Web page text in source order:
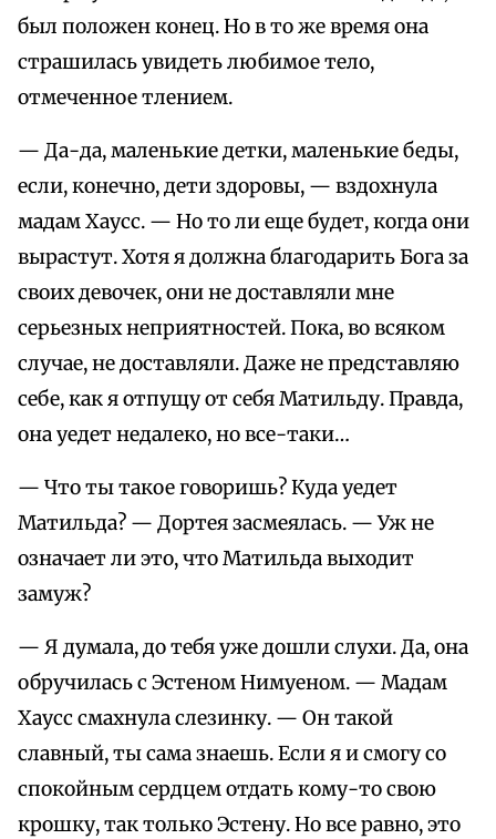
был положен конец. Но в то же время она
страшилась увидеть любимое тело,
отмеченное тлением.
— Да-да, маленькие детки, маленькие беды,
если, конечно, дети здоровы, — вздохнула
мадам Хаусс. — Но то ли еще будет, когда они
вырастут. Хотя я должна благодарить Бога за
своих девочек, они не доставляли мне
серьезных неприятностей. Пока, во всяком
случае, не доставляли. Даже не представляю
себе, как я отпущу от себя Матильду. Правда,
она уедет недалеко, но все-таки…
— Что ты такое говоришь? Куда уедет
Матильда? — Дортея засмеялась. — Уж не
означает ли это, что Матильда выходит
замуж?
— Я думала, до тебя уже дошли слухи. Да, она
обручилась с Эстеном Нимуеном. — Мадам
Хаусс смахнула слезинку. — Он такой
славный, ты сама знаешь. Если я и смогу со
спокойным сердцем отдать кому-то свою
крошку, так только Эстену. Но все равно, это